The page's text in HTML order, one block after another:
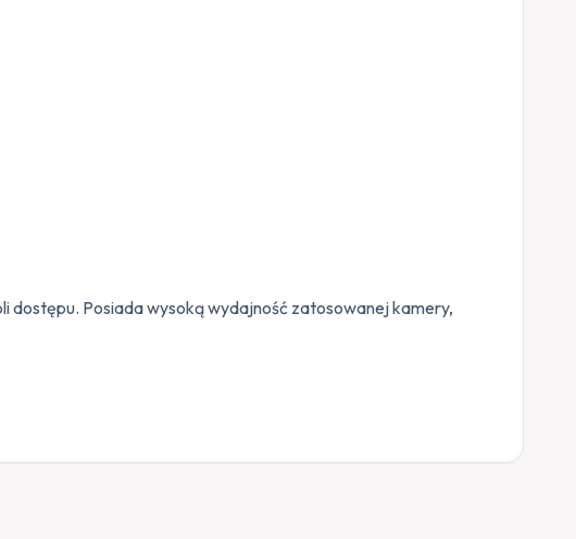
Posiada wysoką wydajność zatosowanej kamery,